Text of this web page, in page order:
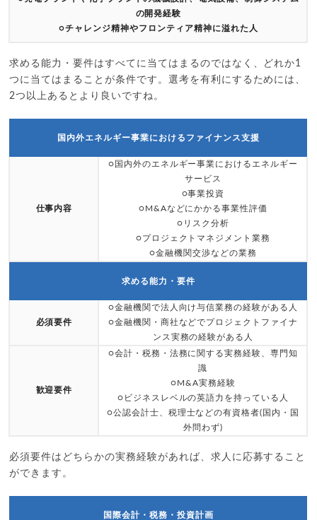
の開発経験
○チャレンジ精神やフロンティア精神に溢れた人
求める能力・要件はすべてに当てはまるのではなく、どれか1
つに当てはまることが条件です。選考を有利にするためには、
2つ以上あるとより良いですね。
国内外エネルギー事業におけるファイナンス支援
仕事内容
○国内外のエネルギー事業におけるエネルギー
サービス
○事業投資
○M&Aなどにかかる事業性評価
○リスク分析
○プロジェクトマネジメント業務
○金融機関交渉などの業務
求める能力・要件
必須要件
○金融機関で法人向け与信業務の経験がある人
○金融機関・商社などでプロジェクトファイナ
ンス実務の経験がある人
歓迎要件
○会計・税務・法務に関する実務経験、専門知
識
○M&A実務経験
○ビジネスレベルの英語力を持っている人
○公認会計士、税理士などの有資格者(国内・国
外問わず)
必須要件はどちらかの実務経験があれば、求人に応募すること
ができます。
国際会計・税務・投資計画